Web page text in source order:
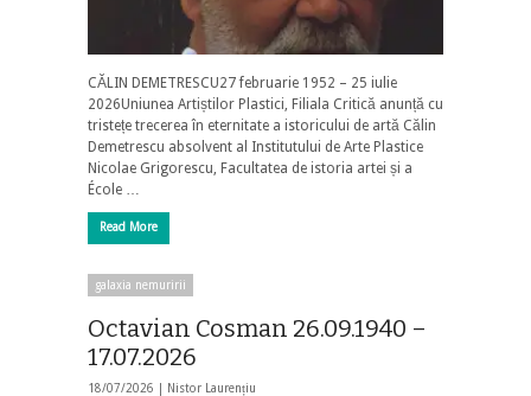
CĂLIN DEMETRESCU27 februarie 1952 – 25 iulie
2026Uniunea Artiștilor Plastici, Filiala Critică anunță cu
tristețe trecerea în eternitate a istoricului de artă Călin
Demetrescu absolvent al Institutului de Arte Plastice
Nicolae Grigorescu, Facultatea de istoria artei și a
École …
Read More
galaxia nemuririi
Octavian Cosman 26.09.1940 –
17.07.2026
18/07/2026 | Nistor Laurențiu